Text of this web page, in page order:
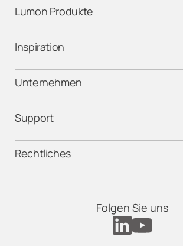
Lumon Produkte
Inspiration
Unternehmen
Support
Rechtliches
Folgen Sie uns